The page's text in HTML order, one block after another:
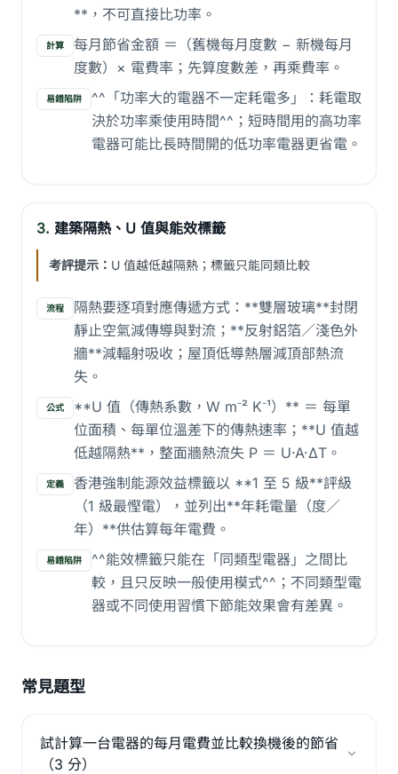
**，不可直接比功率。
計算
每月節省金額 ＝（舊機每月度數 − 新機每月
度數）× 電費率；先算度數差，再乘費率。
易錯陷阱
^^「功率大的電器不一定耗電多」：耗電取
決於功率乘使用時間^^；短時間用的高功率
電器可能比長時間開的低功率電器更省電。
3. 建築隔熱、U 值與能效標籤
考評提示： U 值越低越隔熱；標籤只能同類比較
流程
隔熱要逐項對應傳遞方式：**雙層玻璃**封閉
靜止空氣減傳導與對流；**反射鋁箔／淺色外
牆**減輻射吸收；屋頂低導熱層減頂部熱流
失。
公式
**U 值（傳熱系數，W m⁻² K⁻¹）** ＝ 每單
位面積、每單位溫差下的傳熱速率；**U 值越
低越隔熱**，整面牆熱流失 P ＝ U·A·ΔT。
定義
香港強制能源效益標籤以 **1 至 5 級**評級
（1 級最慳電），並列出**年耗電量（度／
年）**供估算每年電費。
易錯陷阱
^^能效標籤只能在「同類型電器」之間比
較，且只反映一般使用模式^^；不同類型電
器或不同使用習慣下節能效果會有差異。
常見題型
試計算一台電器的每月電費並比較換機後的節省
（3 分）